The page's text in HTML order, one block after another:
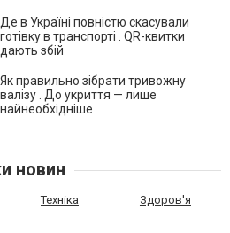
Де в Україні повністю скасували
готівку в транспорті . QR-квитки
дають збій
Як правильно зібрати тривожну
валізу . До укриття — лише
найнеобхідніше
новин
Техніка Здоров'я